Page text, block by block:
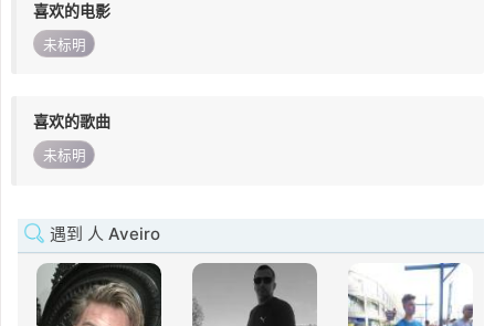
喜欢的电影
未标明
喜欢的歌曲
未标明
遇到 人 Aveiro